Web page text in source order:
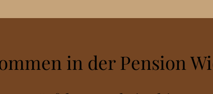
in der Pension